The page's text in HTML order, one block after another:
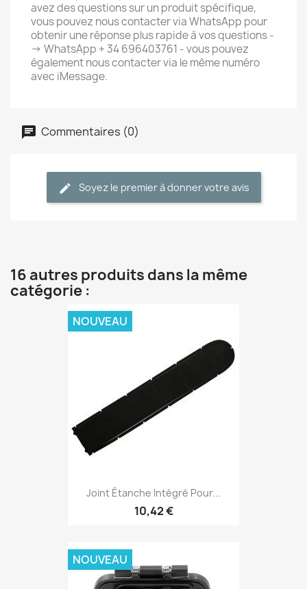
avez des questions sur un produit spécifique,
vous pouvez nous contacter via WhatsApp pour
obtenir une réponse plus rapide à vos questions -
-> WhatsApp + 34 696403761 - vous pouvez
également nous contacter via le même numéro
avec iMessage.
Commentaires (0)
Soyez le premier à donner votre avis
16 autres produits dans la même
catégorie :
Joint Étanche Intégré Pour...
10,42 €
NOUVEAU
NOUVEAU